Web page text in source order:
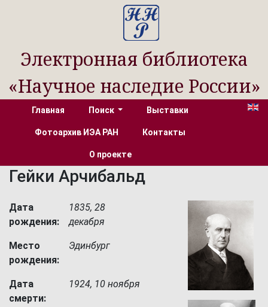
Электронная библиотека
«Научное наследие России»
Главная Поиск Выставки
Фотоархив ИЭА РАН Контакты
О проекте
Гейки Арчибальд
Дата
рождения:
1835, 28
декабря
Место
рождения:
Эдинбург
Дата
смерти:
1924, 10 ноября